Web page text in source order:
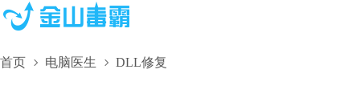
首页 电脑医生 DLL修复